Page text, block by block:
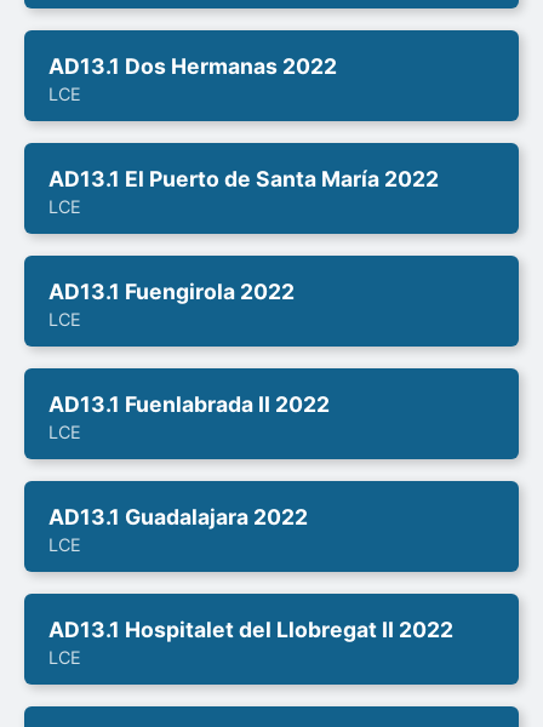
AD13.1 Dos Hermanas 2022
LCE
AD13.1 El Puerto de Santa María 2022
LCE
AD13.1 Fuengirola 2022
LCE
AD13.1 Fuenlabrada II 2022
LCE
AD13.1 Guadalajara 2022
LCE
AD13.1 Hospitalet del Llobregat II 2022
LCE